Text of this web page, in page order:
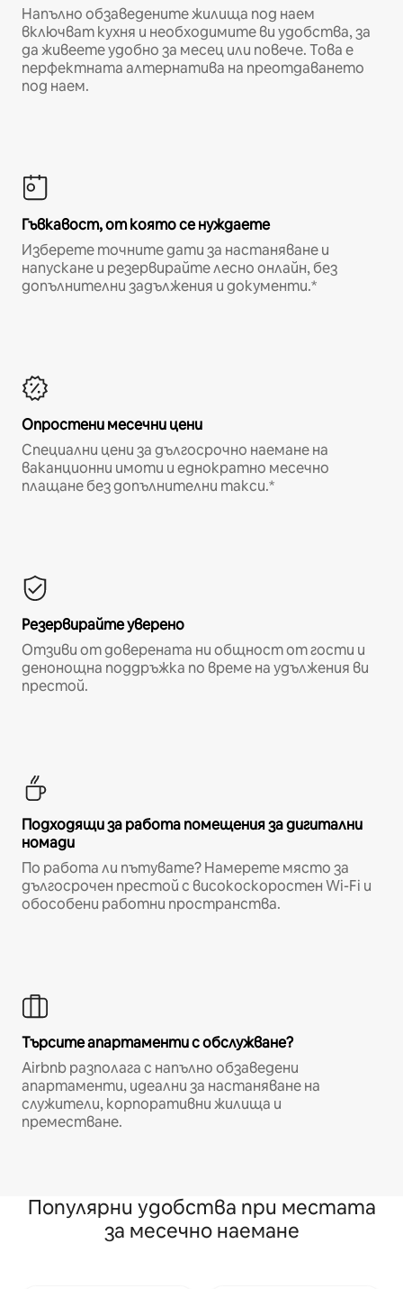
Напълно обзаведените жилища под наем
включват кухня и необходимите ви удобства, за
да живеете удобно за месец или повече. Това е
перфектната алтернатива на преотдаването
под наем.
Гъвкавост, от която се нуждаете
Изберете точните дати за настаняване и
напускане и резервирайте лесно онлайн, без
допълнителни задължения и документи.*
Опростени месечни цени
Специални цени за дългосрочно наемане на
ваканционни имоти и еднократно месечно
плащане без допълнителни такси.*
Резервирайте уверено
Отзиви от доверената ни общност от гости и
денонощна поддръжка по време на удължения ви
престой.
Подходящи за работа помещения за дигитални
номади
По работа ли пътувате? Намерете място за
дългосрочен престой с високоскоростен Wi-Fi и
обособени работни пространства.
Търсите апартаменти с обслужване?
Airbnb разполага с напълно обзаведени
апартаменти, идеални за настаняване на
служители, корпоративни жилища и
преместване.
Популярни удобства при местата
за месечно наемане